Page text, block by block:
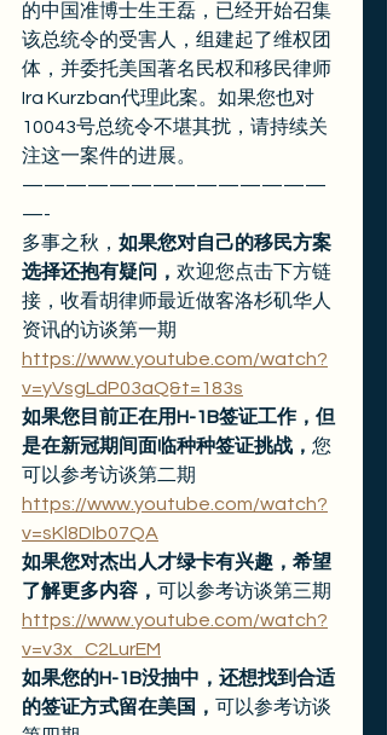
的中国准博士生王磊，已经开始召集
该总统令的受害人，组建起了维权团
体，并委托美国著名民权和移民律师
Ira Kurzban代理此案。如果您也对
10043号总统令不堪其扰，请持续关
注这一案件的进展。
——————————————
—-
多事之秋， 如果您对自己的移民方案
选择还抱有疑问， 欢迎您点击下方链
接，收看胡律师最近做客洛杉矶华人
资讯的访谈第一期
https://www.youtube.com/watch?
v=yVsgLdP03aQ&t=183s
如果您目前正在用H-1B签证工作，但
是在新冠期间面临种种签证挑战， 您
可以参考访谈第二期
https://www.youtube.com/watch?
v=sKl8DIb07QA
如果您对杰出人才绿卡有兴趣，希望
了解更多内容， 可以参考访谈第三期
https://www.youtube.com/watch?
v=v3x_C2LurEM
如果您的H-1B没抽中，还想找到合适
的签证方式留在美国， 可以参考访谈